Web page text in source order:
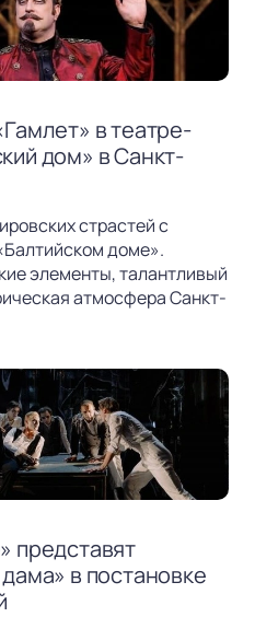
в театре-
дом» в Санкт-
страстей с
доме».
элементы, талантливый
атмосфера Санкт-
представят
в постановке